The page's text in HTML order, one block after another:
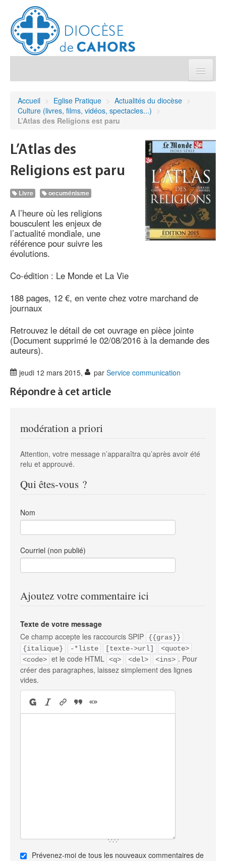
Démarches et sacrements
Sanctuaires & Pélerinages
Agenda diocésain
Je donne
Annuaire/Contact
Accueil > Eglise Pratique > Actualités du diocèse >
Culture (livres, films, vidéos, spectacles...) >
L’Atlas des Religions est paru
L’Atlas des
Religions est paru
Livre oecuménisme
A l’heure où les religions
bousculent les enjeux de
l’actualité mondiale, une
référence pour suivre les
évolutions.
Co-édition : Le Monde et La Vie
188 pages, 12 €, en vente chez votre marchand de
journaux
Retrouvez le détail de cet ouvrage en pièce jointe
(Document supprimé le 02/08/2016 à la demande des
auteurs).
jeudi 12 mars 2015, par Service communication
Répondre à cet article
modération a priori
Attention, votre message n’apparaîtra qu’après avoir été
relu et approuvé.
Qui êtes-vous ?
Nom
Courriel (non publié)
Ajoutez votre commentaire ici
Texte de votre message
Ce champ accepte les raccourcis SPIP
{{gras}}
{italique}
-*liste [texte->url]
<quote>
<code> et le code HTML <q> <del> <ins> . Pour
créer des paragraphes, laissez simplement des lignes
vides.
Prévenez-moi de tous les nouveaux commentaires de